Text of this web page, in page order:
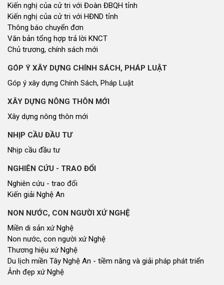
Kiến nghị của cử tri với Đoàn ĐBQH tỉnh
Kiến nghị của cử tri với HĐND tỉnh
Thông báo chuyển đơn
Văn bản tổng hợp trả lời KNCT
Chủ trương, chính sách mới
GÓP Ý XÂY DỰNG CHÍNH SÁCH, PHÁP LUẬT
Góp ý xây dựng Chính Sách, Pháp Luật
XÂY DỰNG NÔNG THÔN MỚI
Xây dựng nông thôn mới
NHỊP CẦU ĐẦU TƯ
Nhịp cầu đầu tư
NGHIÊN CỨU - TRAO ĐỔI
Nghiên cứu - trao đổi
Kiến giải Nghệ An
NON NƯỚC, CON NGƯỜI XỨ NGHỆ
Miền di sản xứ Nghệ
Non nước, con người xứ Nghệ
Thương hiệu xứ Nghệ
Du lịch miền Tây Nghệ An - tiềm năng và giải pháp phát triển
Ảnh đẹp xứ Nghệ